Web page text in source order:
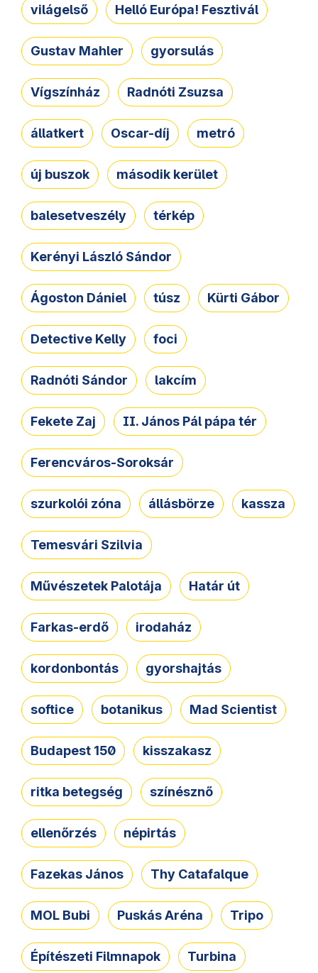
világelső Helló Európa! Fesztivál
Gustav Mahler gyorsulás
Vígszínház Radnóti Zsuzsa
állatkert Oscar-díj metró
új buszok második kerület
balesetveszély térkép
Kerényi László Sándor
Ágoston Dániel túsz Kürti Gábor
Detective Kelly foci
Radnóti Sándor lakcím
Fekete Zaj II. János Pál pápa tér
Ferencváros-Soroksár
szurkolói zóna állásbörze kassza
Temesvári Szilvia
Művészetek Palotája Határ út
Farkas-erdő irodaház
kordonbontás gyorshajtás
softice botanikus Mad Scientist
Budapest 150 kisszakasz
ritka betegség színésznő
ellenőrzés népirtás
Fazekas János Thy Catafalque
MOL Bubi Puskás Aréna Tripo
Építészeti Filmnapok Turbina